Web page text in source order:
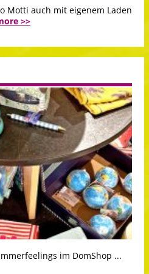
Motti auch mit eigenem Laden
>>
im DomShop ...